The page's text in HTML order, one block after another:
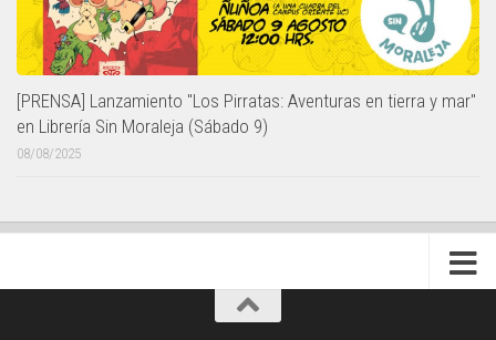
[PRENSA] Lanzamiento "Los Pirratas: Aventuras en tierra y mar"
en Librería Sin Moraleja (Sábado 9)
08/08/2025